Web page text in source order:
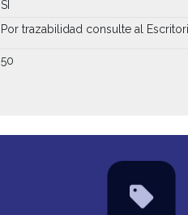
SI
Por trazabilidad consulte al
50